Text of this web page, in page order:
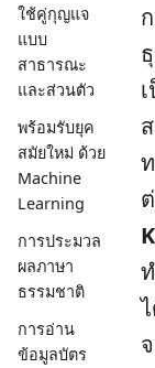
ใช้คู่กุญแจ
แบบ
สาธารณะ
และส่วนตัว
พร้อมรับยุค
สมัยใหม่ ด้วย
Machine
Learning
การประมวล
ผลภาษา
ธรรมชาติ
การอ่าน
ข้อมูลบัตร